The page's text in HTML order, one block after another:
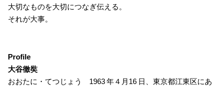
大切なものを大切につなぎ伝える。
それが大事。
Profile
大谷徹奘
おおたに・てつじょう 1963 年４月16 日、東京都江東区にあ